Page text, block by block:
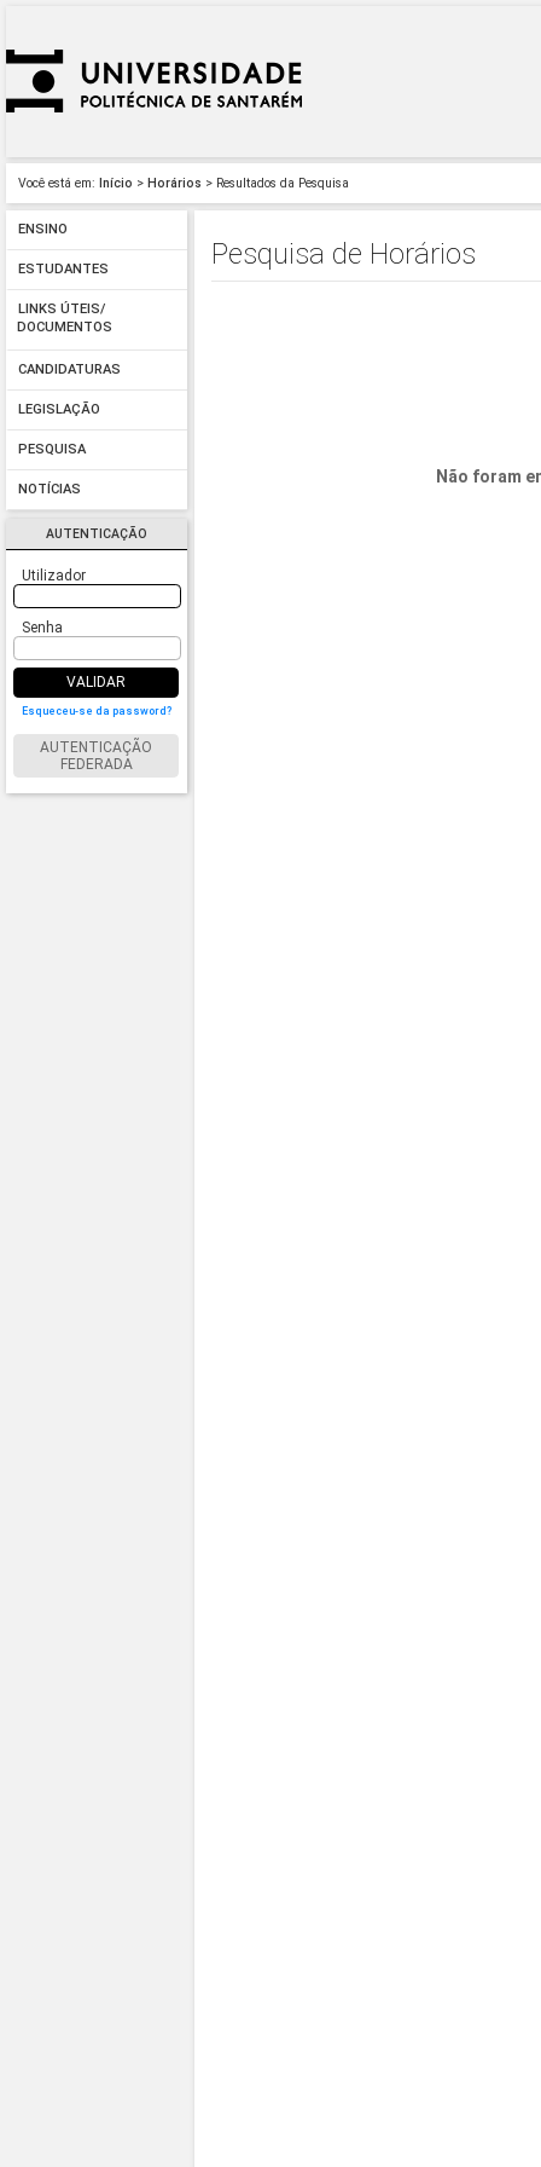
Você está em: Início > Horários > Resultados da Pesquisa
ENSINO
ESTUDANTES
LINKS ÚTEIS/
DOCUMENTOS
CANDIDATURAS
LEGISLAÇÃO
PESQUISA
NOTÍCIAS
AUTENTICAÇÃO
Utilizador
Senha
VALIDAR
Esqueceu-se da password?
AUTENTICAÇÃO
FEDERADA
Pesquisa de Horários
Não foram